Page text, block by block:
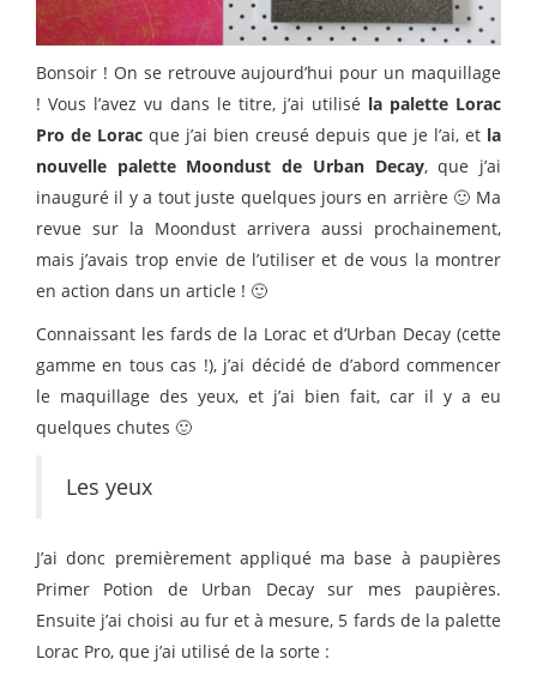
Bonsoir ! On se retrouve aujourd’hui pour un maquillage
! Vous l’avez vu dans le titre, j’ai utilisé la palette Lorac
Pro de Lorac que j’ai bien creusé depuis que je l’ai, et la
nouvelle palette Moondust de Urban Decay, que j’ai
inauguré il y a tout juste quelques jours en arrière 🙂 Ma
revue sur la Moondust arrivera aussi prochainement,
mais j’avais trop envie de l’utiliser et de vous la montrer
en action dans un article ! 🙂
Connaissant les fards de la Lorac et d’Urban Decay (cette
gamme en tous cas !), j’ai décidé de d’abord commencer
le maquillage des yeux, et j’ai bien fait, car il y a eu
quelques chutes 🙂
Les yeux
J’ai donc premièrement appliqué ma base à paupières
Primer Potion de Urban Decay sur mes paupières.
Ensuite j’ai choisi au fur et à mesure, 5 fards de la palette
Lorac Pro, que j’ai utilisé de la sorte :